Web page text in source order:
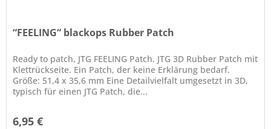
“FEELING“ blackops Rubber Patch
Ready to patch, JTG FEELING Patch. JTG 3D Rubber Patch mit
Klettrückseite. Ein Patch, der keine Erklärung bedarf.
Größe: 51,4 x 35,6 mm Eine Detailvielfalt umgesetzt in 3D,
typisch für einen JTG Patch, die...
6,95 €